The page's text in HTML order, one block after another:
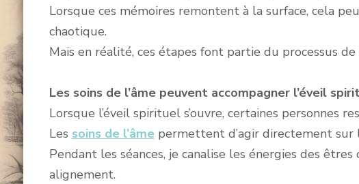
Lorsque ces mémoires remontent à la surface, cela
chaotique.
Mais en réalité, ces étapes font partie du processus
Les soins de l’âme peuvent accompagner l’éveil
Lorsque l’éveil spirituel s’ouvre, certaines personnes
Les soins de l’âmepermettent d’agir directement sur
Pendant les séances, je canalise les énergies des
alignement.